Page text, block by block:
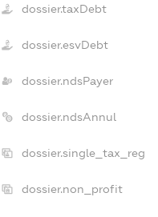
dossier.taxDebt
dossier.esvDebt
dossier.ndsPayer
dossier.ndsAnnul
dossier.single_tax_reg
dossier.non_profit